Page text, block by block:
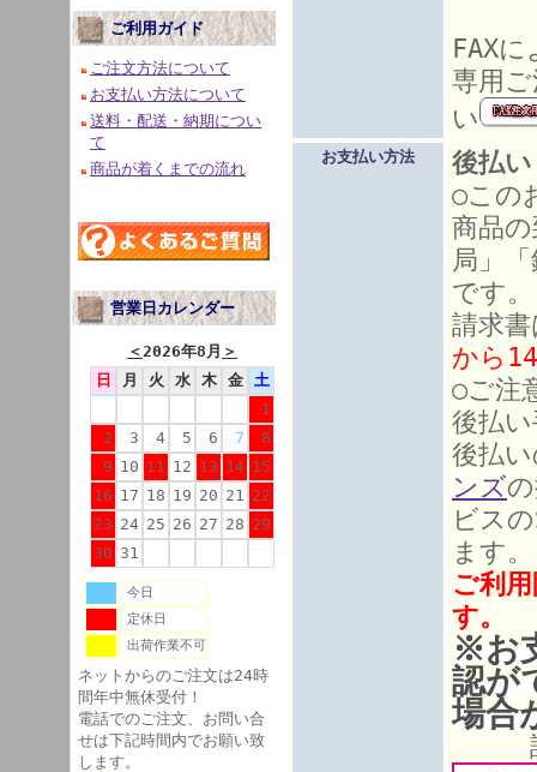
ご利用ガイド
ご注文方法について
お支払い方法について
送料・配送・納期につい
て
商品が着くまでの流れ
営業日カレンダー
＜2026年8月 ＞
日
月 火 水 木 金
土
1
2
3 4 5 6 7
8
9 10 11 12 13 14 15
16 17 18 19 20 21 22
23 24 25 26 27 28 29
30 31
今日
定休日
出荷作業不可
ネットからのご注文は24時
間年中無休受付！
電話でのご注文、お問い合
せは下記時間内でお願い致
します。
FAX
専用
い
お支払い方法
後払
○この
商品
局」
です。
請求
から
○ご注
後払
後払
ンズ
ビス
ます。
ご利
す。
※お
認が
場合
詳細